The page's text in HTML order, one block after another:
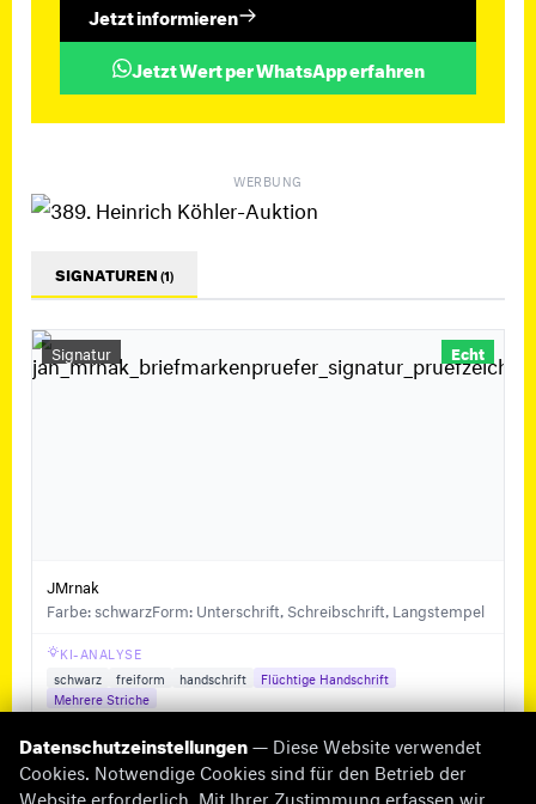
Jetzt informieren
Jetzt Wert per WhatsApp erfahren
WERBUNG
SIGNATUREN(1)
Signatur Echt
JMrnak
Farbe: schwarzForm: Unterschrift, Schreibschrift, Langstempel
KI-ANALYSE
schwarz
freiform handschrift
Flüchtige Handschrift
Mehrere Striche
Datenschutzeinstellungen— Diese Website verwendet
Cookies. Notwendige Cookies sind für den Betrieb der
Website erforderlich. Mit Ihrer Zustimmung erfassen wir